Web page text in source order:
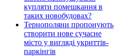
купляти помешкання в
таких новобудовах?
Тернополяни пропонують
створити нове сучасне
місто у вигляді укриттів-
паркінгів